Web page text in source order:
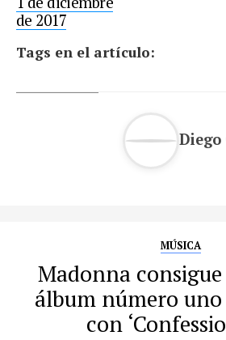
de 2017
Tags en el artículo:
Diego
MÚSICA
Madonna
álbum número uno
con